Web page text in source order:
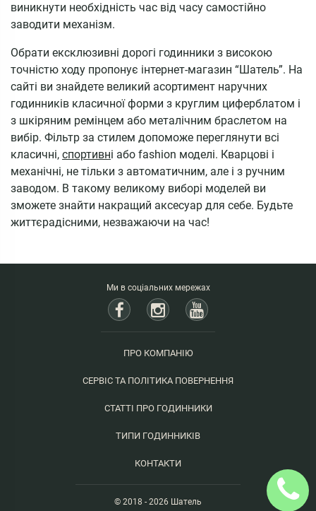
виникнути необхідність час від часу самостійно
заводити механізм.
Обрати ексклюзивні дорогі годинники з високою
точністю ходу пропонує інтернет-магазин “Шатель”. На
сайті ви знайдете великий асортимент наручних
годинників класичної форми з круглим циферблатом і
з шкіряним ремінцем або металічним браслетом на
вибір. Фільтр за стилем допоможе переглянути всі
класичні, спортивні або fashion моделі. Кварцові і
механічні, не тільки з автоматичним, але і з ручним
заводом. В такому великому виборі моделей ви
зможете знайти накращий аксесуар для себе. Будьте
життєрадісними, незважаючи на час!
Ми в соціальних мережах
ПРО КОМПАНІЮ
СЕРВІС ТА ПОЛІТИКА ПОВЕРНЕННЯ
СТАТТІ ПРО ГОДИННИКИ
ТИПИ ГОДИННИКІВ
КОНТАКТИ
© 2018 - 2026 Шатель